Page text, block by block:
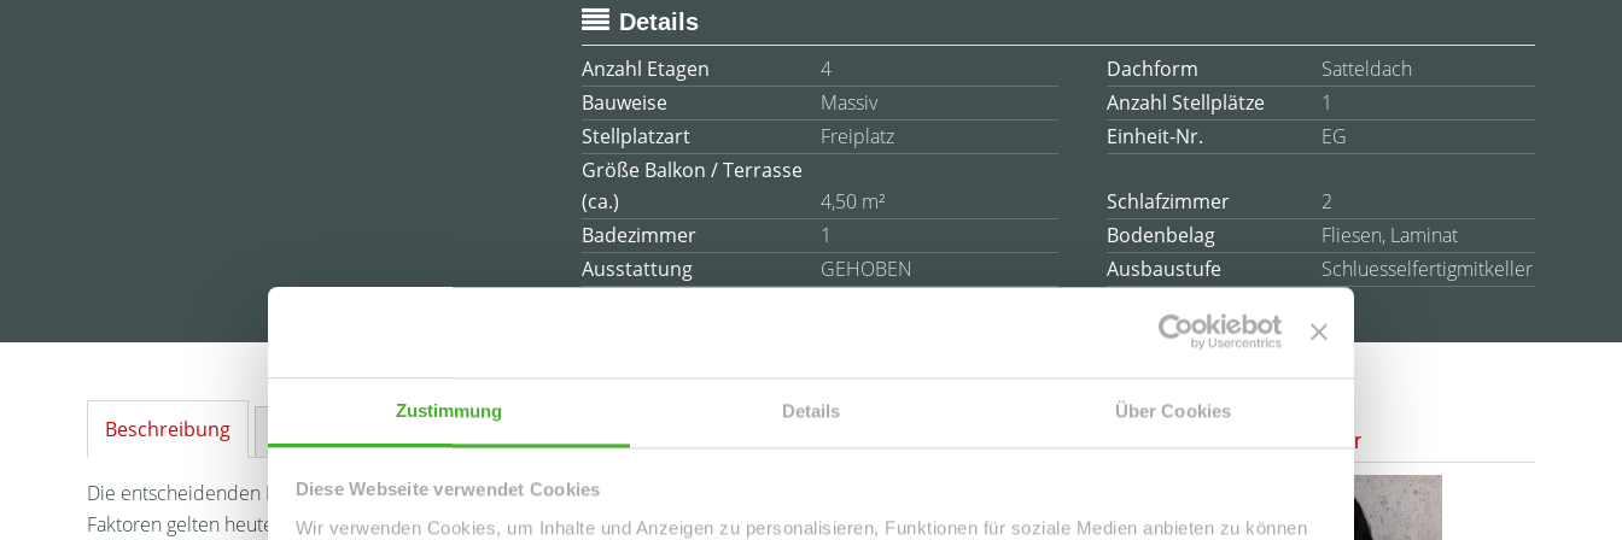
Zustimmung Details Über Cookies
Diese Webseite verwendet Cookies
Wir verwenden Cookies, um Inhalte und Anzeigen zu personalisieren, Funktionen für soziale Medien anbieten zu können
Details
Anzahl Etagen
4 Dachform
Satteldach
Bauweise
Massiv Anzahl Stellplätze
1
Stellplatzart
Freiplatz Einheit-Nr.
EG
Größe Balkon / Terrasse
(ca.)
4,50 m² Schlafzimmer
2
Badezimmer
1 Bodenbelag
Fliesen, Laminat
Ausstattung
GEHOBEN Ausbaustufe Schluesselfertigmitkeller
Beschreibung
Die entscheidenden Faktoren für einen Wohnortwechsel sind u.a. Lage, Qualität und Nachhaltigkeit - diese
Faktoren gelten heute mehr denn je. Wer diese einfachen Tatsachen berücksichtigt, wird schnell merken, dass
Ansprechpartner